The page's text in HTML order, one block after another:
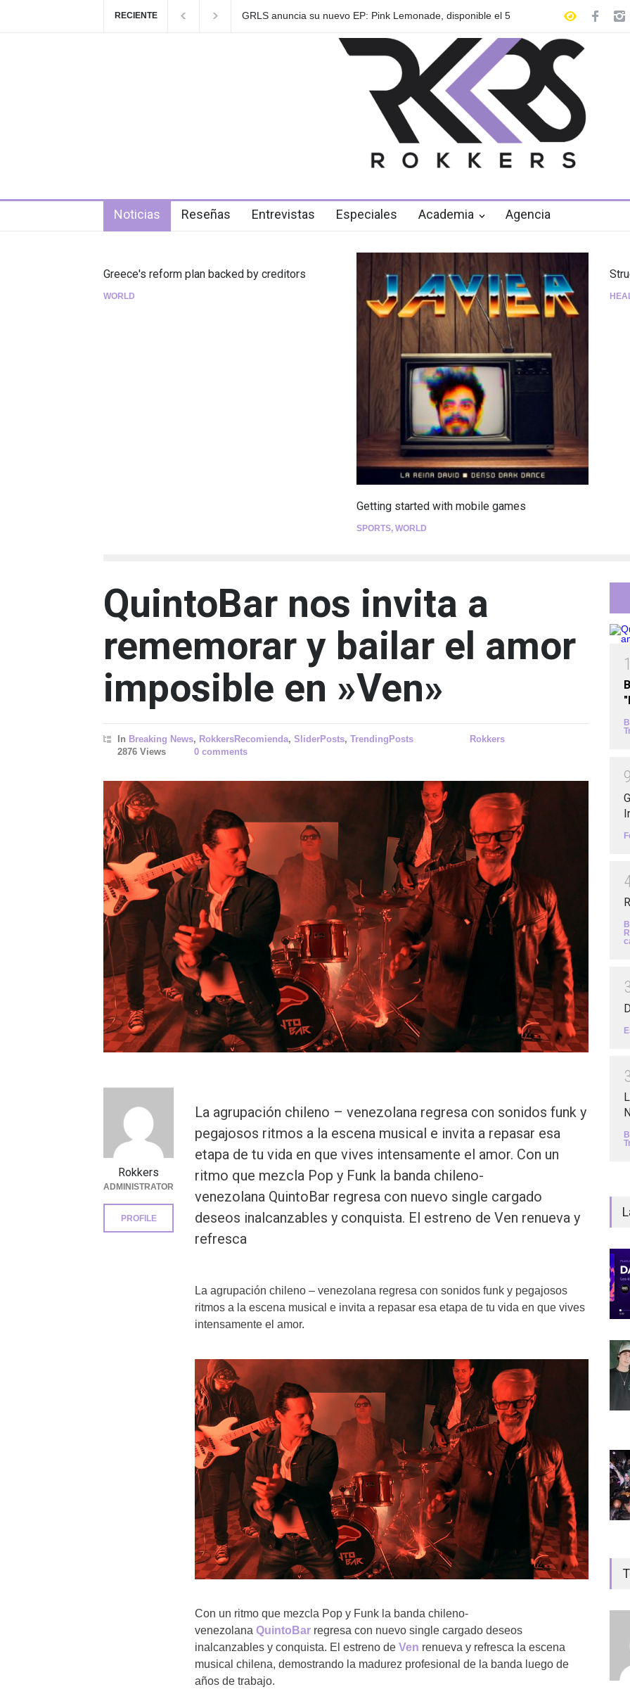
RECIENTE
Las Fokin Biches anuncian su gira internacional "Fuga Tour
Playlist Dale Mixx
Noticias Reseñas Entrevistas Especiales Academia Agencia
Greece's reform plan backed by creditors
WORLD
Getting started with mobile games
SPORTS, WORLD
QuintoBar nos invita a
rememorar y bailar el amor
imposible en »Ven»
In Breaking News, RokkersRecomienda, SliderPosts, TrendingPosts
Rokkers
2876 Views
0 comments
La agrupación chileno – venezolana regresa con sonidos funk y
pegajosos ritmos a la escena musical e invita a repasar esa
etapa de tu vida en que vives intensamente el amor. Con un
ritmo que mezcla Pop y Funk la banda chileno-
venezolana QuintoBar regresa con nuevo single cargado
deseos inalcanzables y conquista. El estreno de Ven renueva y
refresca
La agrupación chileno – venezolana regresa con sonidos funk y pegajosos
ritmos a la escena musical e invita a repasar esa etapa de tu vida en que vives
intensamente el amor.
Con un ritmo que mezcla Pop y Funk la banda chileno-
venezolana QuintoBar regresa con nuevo single cargado deseos
inalcanzables y conquista. El estreno de Ven renueva y refresca la escena
musical chilena, demostrando la madurez profesional de la banda luego de
años de trabajo.
Rokkers
ADMINISTRATOR
PROFILE
1
9